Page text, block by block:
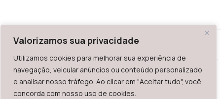
Valorizamos sua privacidade
Utilizamos cookies para melhorar sua experiência de
navegação, veicular anúncios ou conteúdo personalizado
e analisar nosso tráfego. Ao clicar em "Aceitar tudo", você
concorda com nosso uso de cookies.
WAZ - Av. do Contorno 2939, lojas 1 a 7, Belo Horizonte, MG -
Brasil. CEP: 30.110-013
Telefone: +55 (31) 2126-6666 | CNPJ: 06.036.939/0001-92
2023.